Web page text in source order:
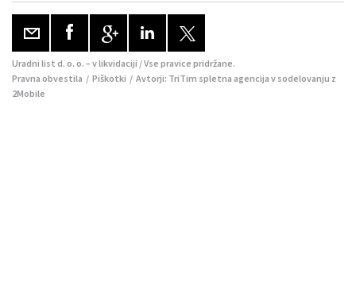
Uradni list d. o. o. – v likvidaciji / Vse pravice pridržane.
Pravna obvestila / Piškotki / Avtorji: TriTim spletna agencija v sodelovanju z
2Mobile